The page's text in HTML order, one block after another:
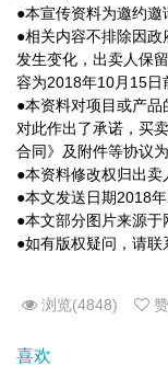
●本宣传资料为邀约邀
●相关内容不排除因
发生变化，出卖人保
容为2018年10月15日
●本资料对项目或产
对此作出了承诺，买
合同》及附件等协议为
●本资料修改权归出卖
●本文发送日期2018年
●本文部分图片来源于
●如有版权疑问，请联
浏览(4848)
喜欢